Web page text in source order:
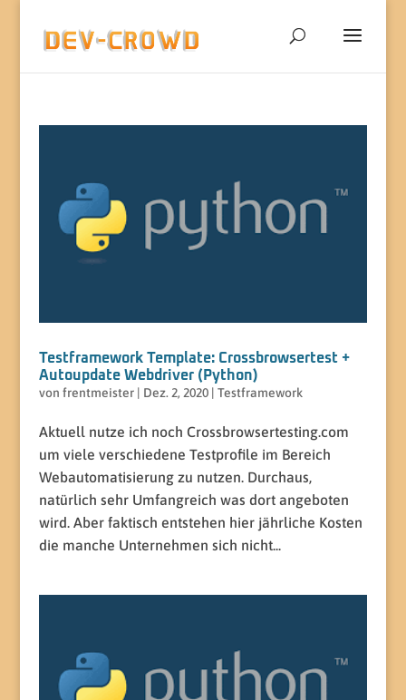
Testframework Template: Crossbrowsertest +
Autoupdate Webdriver (Python)
von frentmeister| Dez. 2, 2020| Testframework
Aktuell nutze ich noch Crossbrowsertesting.com
um viele verschiedene Testprofile im Bereich
Webautomatisierung zu nutzen. Durchaus,
natürlich sehr Umfangreich was dort angeboten
wird. Aber faktisch entstehen hier jährliche Kosten
die manche Unternehmen sich nicht...